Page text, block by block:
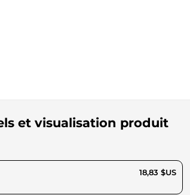
et visualisation produit
18,83 $US